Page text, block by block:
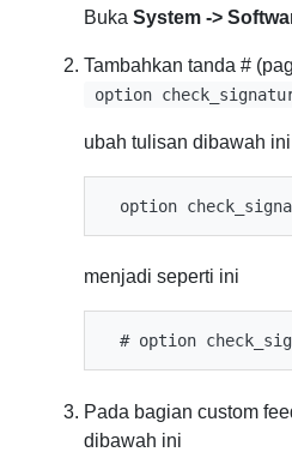
Buka System ->
Tambahkan tanda #
option
ubah tulisan dibawah ini
menjadi seperti ini
Pada bagian custom
dibawah ini